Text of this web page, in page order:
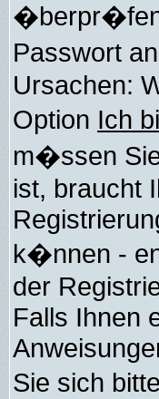
�berpr�fen
Passwort
Ursachen:
Option Ich
m�ssen
ist, braucht
k�nnen -
der
Falls Ihnen
Sie sich